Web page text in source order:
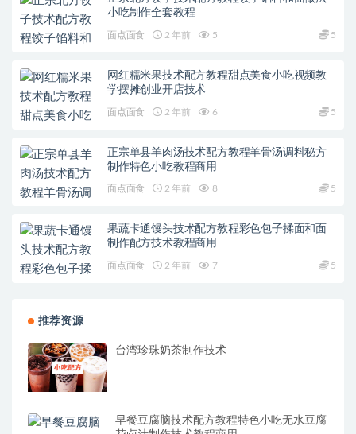
小吃制作全套教程
面点面食 2 年前 5 5
网红糯米果技术配方教程甜点美食小吃视频教
学摆摊创业开店技术
面点面食 2 年前 6 5
正宗单县羊肉汤技术配方教程羊骨汤调料秘方
制作特色小吃教程商用
面点面食 2 年前 8 5
果蔬卡通馒头技术配方教程彩色包子揉面和面
制作配方技术教程商用
面点面食 2 年前 7 5
推荐资源
台湾珍珠奶茶制作技术
早餐豆腐脑技术配方教程特色小吃无水豆腐